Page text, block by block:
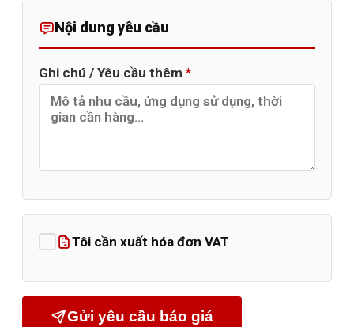
Nội dung yêu cầu
Ghi chú / Yêu cầu thêm *
Tôi cần xuất hóa đơn VAT
Gửi yêu cầu báo giá